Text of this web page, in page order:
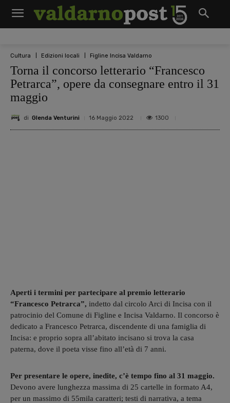
Cultura Edizioni locali Figline Incisa Valdarno
Torna il concorso letterario “Francesco
Petrarca”, opere da consegnare entro il 31
maggio
di Glenda Venturini 16 Maggio 2022 1300
Aperti i termini per partecipare al premio letterario
“Francesco Petrarca”, indetto dal circolo Arci di Incisa con il
patrocinio del Comune di Figline e Incisa Valdarno. Il concorso è
dedicato a Francesco Petrarca, discendente di una famiglia di
Incisa: e proprio sopra all’abitato incisano si trova la casa
paterna, dove il poeta visse fino all’età di 7 anni.
Per presentare le opere, inedite, c’è tempo fino al 31 maggio.
Devono avere lunghezza massima di 25 cartelle in formato A4,
per un massimo di 55mila caratteri; testi di narrativa, a tema